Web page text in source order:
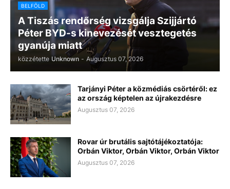
BELFÖLD
A Tiszás rendőrség vizsgálja Szijjártó
Péter BYD-s kinevezését vesztegetés
gyanúja miatt
közzétette Unknown - Augusztus 07, 2026
Tarjányi Péter a közmédiás csörtéről: ez
az ország képtelen az újrakezdésre
Augusztus 07, 2026
Rovar úr brutális sajtótájékoztatója:
Orbán Viktor, Orbán Viktor, Orbán Viktor
Augusztus 07, 2026